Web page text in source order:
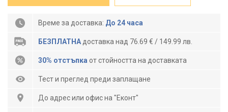
Време за доставка: До 24 часа
БЕЗПЛАТНА доставка над 76.69 € / 149.99 лв.
30% отстъпка от стойността на доставката
Тест и преглед преди заплащане
До адрес или офис на "Еконт"